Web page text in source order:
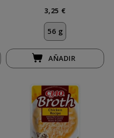
3,25 €
56 g
AÑADIR